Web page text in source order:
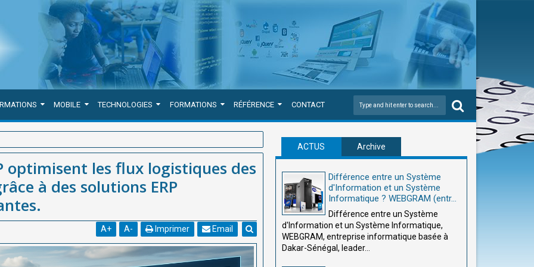
MOBILE TECHNOLOGIES FORMATIONS RÉFÉRENCE CONTACT
des entreprises africaines grâce à des solutions ERP innovantes
optimisent les flux logistiques des
à des solutions ERP
A+ A- Imprimer Email
ACTUS Archive
Différence entre un Système
d'Information et un Système
Informatique ? WEBGRAM (entr...
Différence entre un Système
d'Information et un Système Informatique,
WEBGRAM, entreprise informatique basée à
Dakar-Sénégal, leader...